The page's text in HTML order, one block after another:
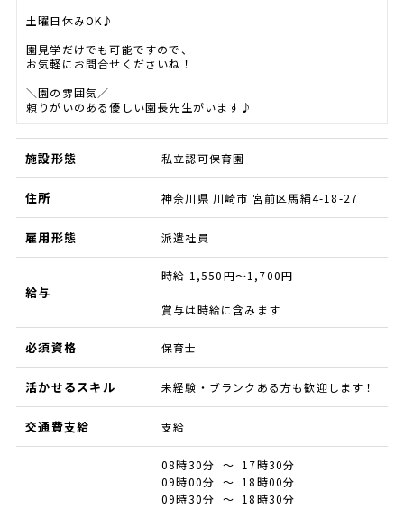
土曜日休みOK♪
園見学だけでも可能ですので、
お気軽にお問合せくださいね！
＼園の雰囲気／
頼りがいのある優しい園長先生がいます♪
施設形態 私立認可保育園
住所 神奈川県 川崎市 宮前区馬絹4-18-27
雇用形態 派遣社員
給与
時給 1,550円～1,700円
賞与は時給に含みます
必須資格 保育士
活かせるスキル 未経験・ブランクある方も歓迎します！
交通費支給 支給
08時30分 ～ 17時30分
09時00分 ～ 18時00分
09時30分 ～ 18時30分